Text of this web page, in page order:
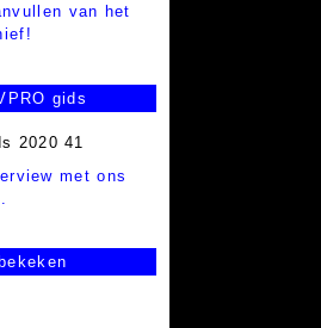
van het
gids
met ons